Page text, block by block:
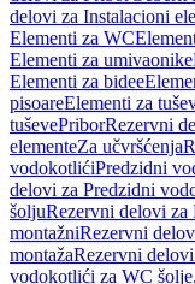
delovi za Instalacioni
Elementi za WC
Elementi za umivaonike
Elementi za bidee
pisoareElementi za
tuševePriborRezervni
elementeZa učvršćenja
vodokotlićiPredzidni
delovi za Predzidni
šoljuRezervni delovi za
montažniRezervni
montažaRezervni
vodokotlići za WC